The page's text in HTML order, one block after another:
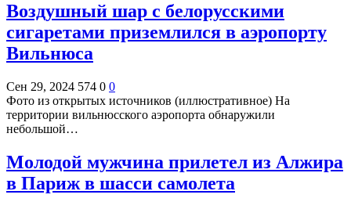
Воздушный шар с белорусскими
сигаретами приземлился в аэропорту
Вильнюса
Сен 29, 2024 574 0 0
Фото из открытых источников (иллюстративное) На
территории вильнюсского аэропорта обнаружили
небольшой…
Молодой мужчина прилетел из Алжира
в Париж в шасси самолета